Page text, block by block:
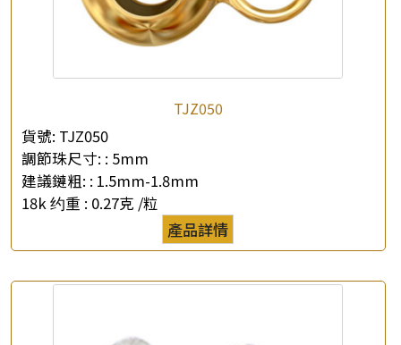
產品查詢
TJZ050
貨號: TJZ050
調節珠尺寸: : 5mm
建議鏈粗: : 1.5mm-1.8mm
18k 约重 : 0.27克 /粒
產品詳情